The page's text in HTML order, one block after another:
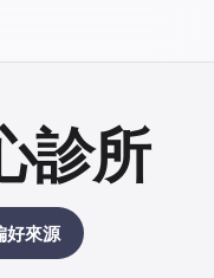
診所
好來源